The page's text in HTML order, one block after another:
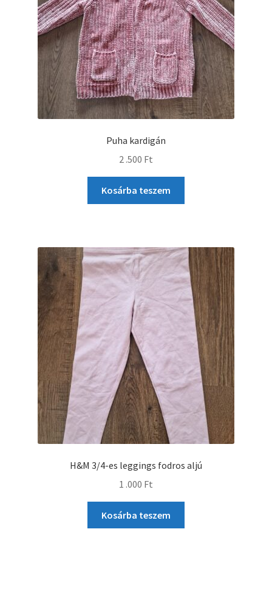
Puha kardigán
2 .500 Ft
Kosárba teszem
H&M 3/4-es leggings fodros aljú
1 .000 Ft
Kosárba teszem